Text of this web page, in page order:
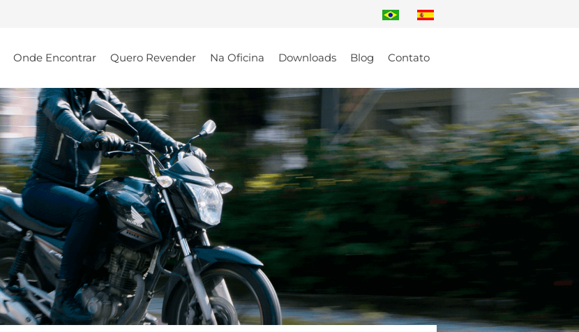
Onde Encontrar Quero Revender Na Oficina Downloads Blog Contato